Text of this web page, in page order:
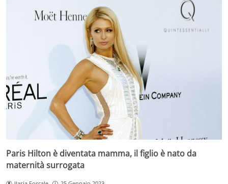
Paris Hilton è diventata mamma, il figlio è nato da
maternità surrogata